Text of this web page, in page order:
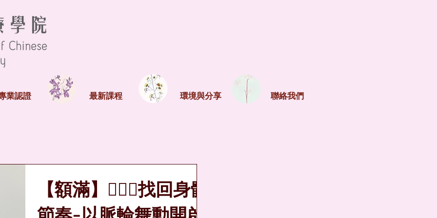
業認證 最新課程 環境與分享 聯絡我們
【額滿】🧘🏻‍♀️找回身體